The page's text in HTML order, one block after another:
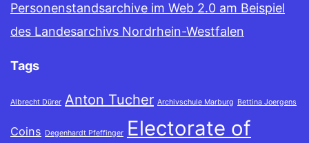
Personenstandsarchive im Web 2.0 am Beispiel
des Landesarchivs Nordrhein-Westfalen
Tags
Albrecht Dürer Anton Tucher Archivschule Marburg Bettina Joergens
Coins Degenhardt Pfeffinger Electorate of